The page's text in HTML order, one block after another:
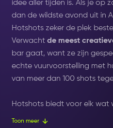
idee aller tijden is. Als je op
dan de wildste avond uit in
Hotshots zeker de plek
Verwacht de meest
bar gaat, want ze zijn
echte vuurvoorstelling met
van meer dan 100 shots
Hotshots biedt voor elk wat
een enorm scala aan
Toon meer